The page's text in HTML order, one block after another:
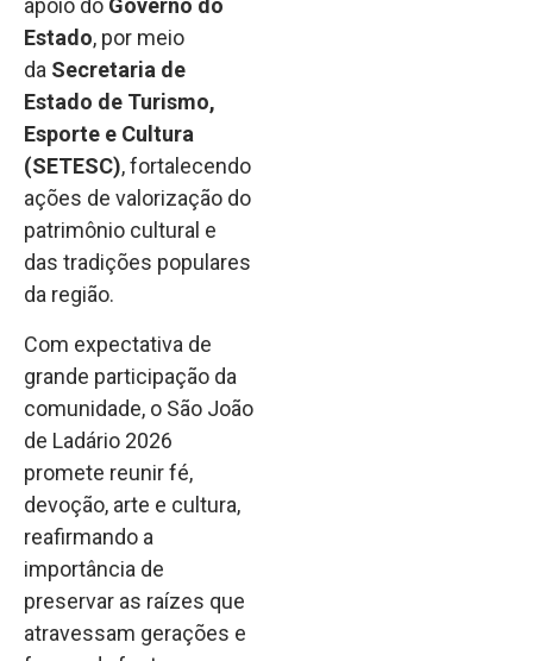
apoio do Governo do
Estado, por meio
da Secretaria de
Estado de Turismo,
Esporte e Cultura
(SETESC), fortalecendo
ações de valorização do
patrimônio cultural e
das tradições populares
da região.
Com expectativa de
grande participação da
comunidade, o São João
de Ladário 2026
promete reunir fé,
devoção, arte e cultura,
reafirmando a
importância de
preservar as raízes que
atravessam gerações e